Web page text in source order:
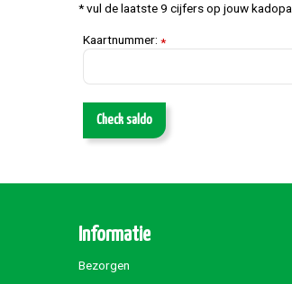
* vul de laatste 9 cijfers op jouw
Kaartnummer: *
Check saldo
Informatie
Bezorgen